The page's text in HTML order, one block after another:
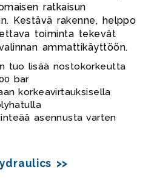
ratkaisun
Kestävä rakenne, helppo
toiminta tekevät
ammattikäyttöön.
tuo lisää nostokorkeutta
bar
korkeavirtauksisella
asennusta varten
>>